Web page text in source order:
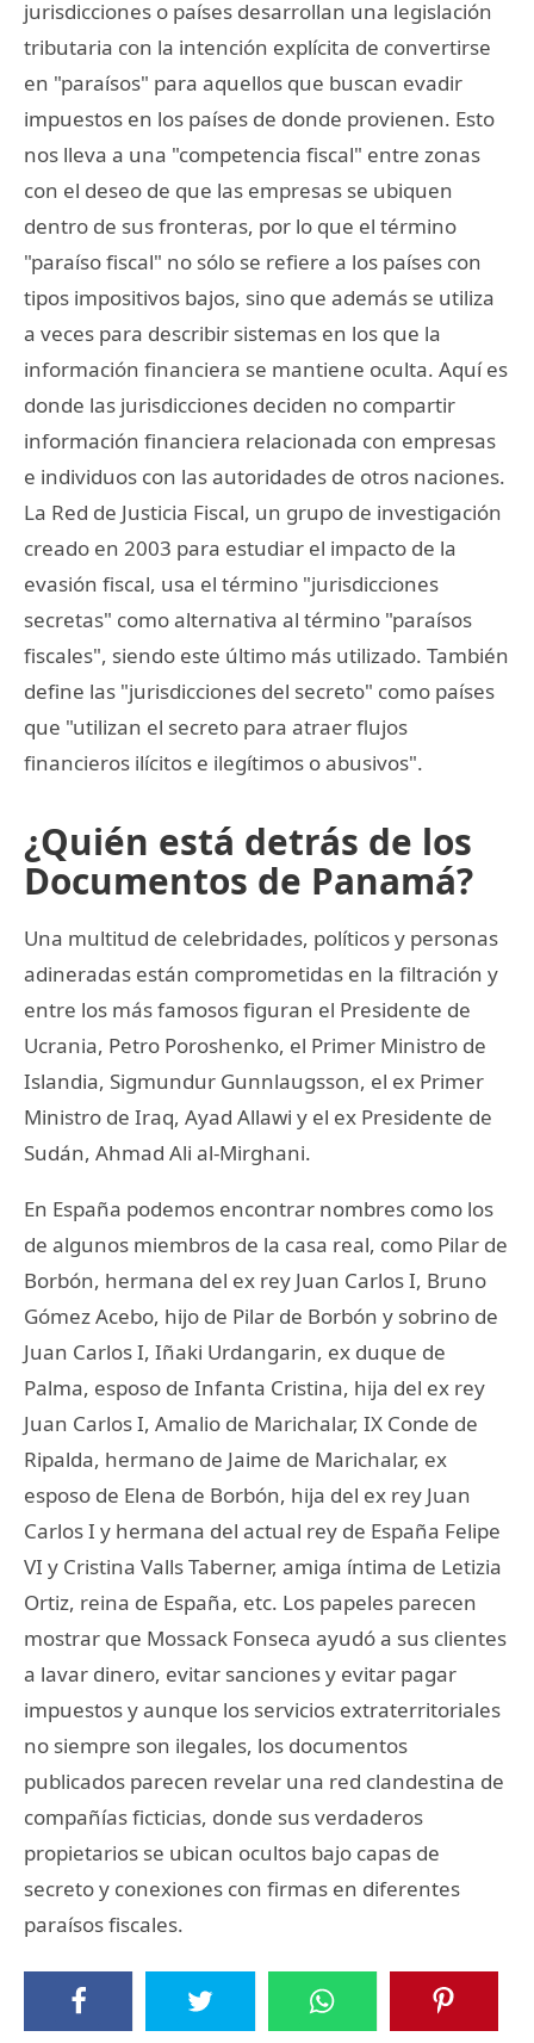
jurisdicciones o países desarrollan una legislación
tributaria con la intención explícita de convertirse
en "paraísos" para aquellos que buscan evadir
impuestos en los países de donde provienen. Esto
nos lleva a una "competencia fiscal" entre zonas
con el deseo de que las empresas se ubiquen
dentro de sus fronteras, por lo que el término
"paraíso fiscal" no sólo se refiere a los países con
tipos impositivos bajos, sino que además se utiliza
a veces para describir sistemas en los que la
información financiera se mantiene oculta. Aquí es
donde las jurisdicciones deciden no compartir
información financiera relacionada con empresas
e individuos con las autoridades de otros naciones.
La Red de Justicia Fiscal, un grupo de investigación
creado en 2003 para estudiar el impacto de la
evasión fiscal, usa el término "jurisdicciones
secretas" como alternativa al término "paraísos
fiscales", siendo este último más utilizado. También
define las "jurisdicciones del secreto" como países
que "utilizan el secreto para atraer flujos
financieros ilícitos e ilegítimos o abusivos".
¿Quién está detrás de los
Documentos de Panamá?
Una multitud de celebridades, políticos y personas
adineradas están comprometidas en la filtración y
entre los más famosos figuran el Presidente de
Ucrania, Petro Poroshenko, el Primer Ministro de
Islandia, Sigmundur Gunnlaugsson, el ex Primer
Ministro de Iraq, Ayad Allawi y el ex Presidente de
Sudán, Ahmad Ali al-Mirghani.
En España podemos encontrar nombres como los
de algunos miembros de la casa real, como Pilar de
Borbón, hermana del ex rey Juan Carlos I, Bruno
Gómez Acebo, hijo de Pilar de Borbón y sobrino de
Juan Carlos I, Iñaki Urdangarin, ex duque de
Palma, esposo de Infanta Cristina, hija del ex rey
Juan Carlos I, Amalio de Marichalar, IX Conde de
Ripalda, hermano de Jaime de Marichalar, ex
esposo de Elena de Borbón, hija del ex rey Juan
Carlos I y hermana del actual rey de España Felipe
VI y Cristina Valls Taberner, amiga íntima de Letizia
Ortiz, reina de España, etc. Los papeles parecen
mostrar que Mossack Fonseca ayudó a sus clientes
a lavar dinero, evitar sanciones y evitar pagar
impuestos y aunque los servicios extraterritoriales
no siempre son ilegales, los documentos
publicados parecen revelar una red clandestina de
compañías ficticias, donde sus verdaderos
propietarios se ubican ocultos bajo capas de
secreto y conexiones con firmas en diferentes
paraísos fiscales.